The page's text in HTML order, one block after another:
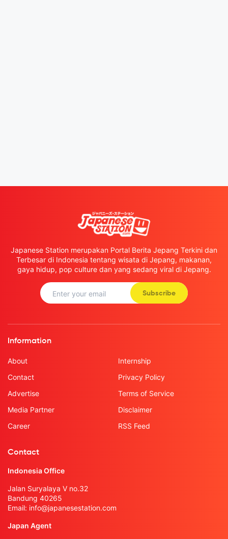
Japanese Station merupakan Portal Berita Jepang Terkini dan
Terbesar di Indonesia tentang wisata di Jepang, makanan,
gaya hidup, pop culture dan yang sedang viral di Jepang.
Subscribe
Information
About
Contact
Advertise
Media Partner
Career
Internship
Privacy Policy
Terms of Service
Disclaimer
RSS Feed
Contact
Indonesia Office
Jalan Suryalaya V no.32
Bandung 40265
Email: info@japanesestation.com
Japan Agent